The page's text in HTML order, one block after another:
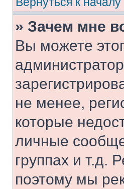
» Зачем мне
Вы можете
не менее,
которые
личные
группах и т.д.
поэтому мы